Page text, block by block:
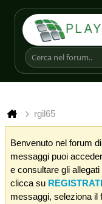
rgil65
Benvenuto nel forum
messaggi puoi
e consultare gli
clicca su REGISTRATI
messaggi, seleziona il